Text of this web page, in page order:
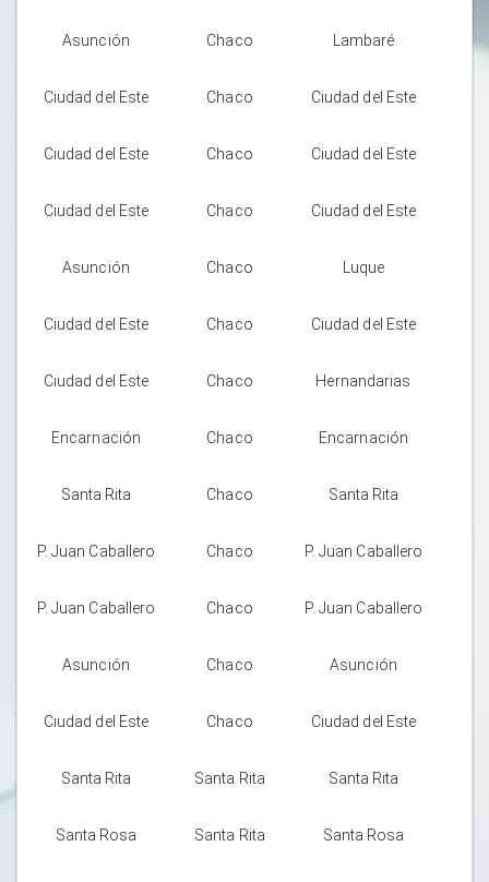
Asunción Chaco Lambaré
Ciudad del Este Chaco Ciudad del Este
Ciudad del Este Chaco Ciudad del Este
Ciudad del Este Chaco Ciudad del Este
Asunción Chaco Luque
Ciudad del Este Chaco Ciudad del Este
Ciudad del Este Chaco Hernandarias
Encarnación Chaco Encarnación
Santa Rita Chaco Santa Rita
P. Juan Caballero Chaco P. Juan Caballero
P. Juan Caballero Chaco P. Juan Caballero
Asunción Chaco Asunción
Ciudad del Este Chaco Ciudad del Este
Santa Rita Santa Rita Santa Rita
Santa Rosa Santa Rita Santa Rosa